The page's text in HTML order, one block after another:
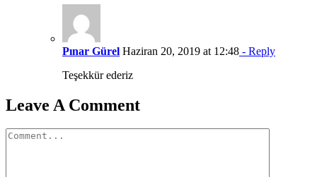
Pınar Gürel Haziran 20, 2019 at 12:48 - Reply
Teşekkür ederiz
Leave A Comment
Comment